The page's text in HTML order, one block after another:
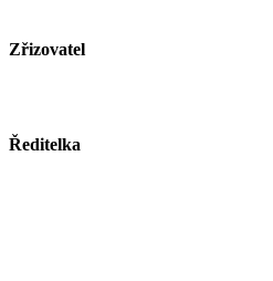
Zřizovatel
Ředitelka